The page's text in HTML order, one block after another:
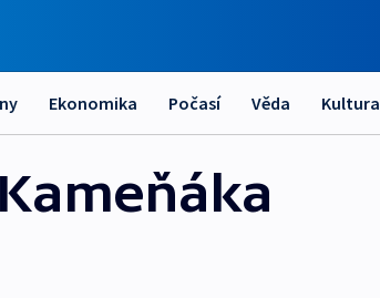
Ekonomika Počasí Věda Kultura